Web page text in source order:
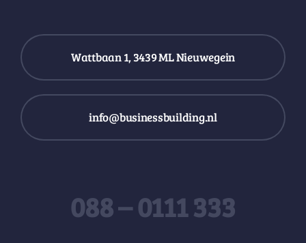
Wattbaan 1, 3439 ML Nieuwegein
info@businessbuilding.nl
088 – 0111 333